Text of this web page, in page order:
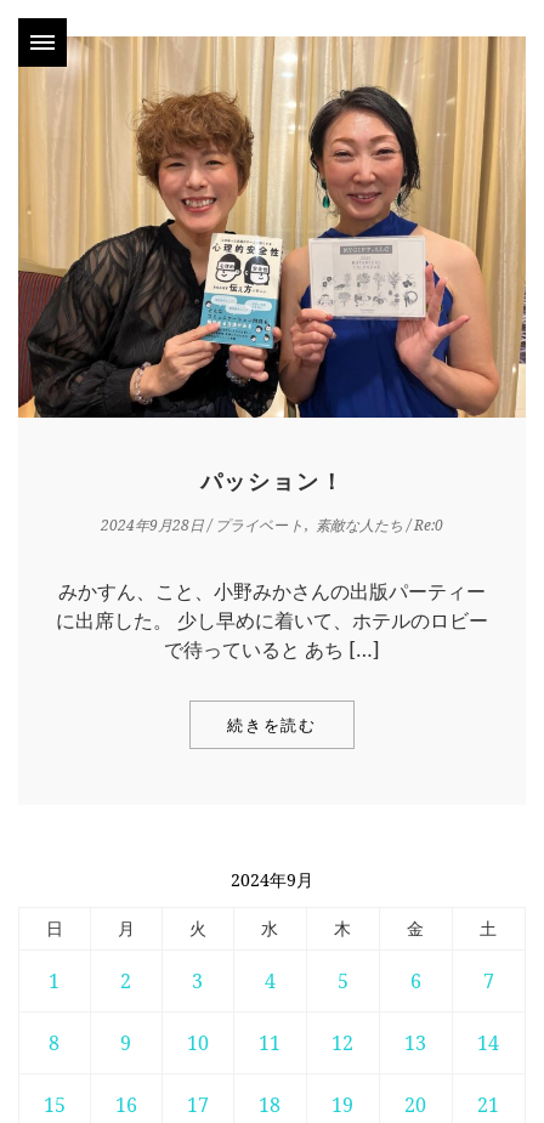
パッション！
2024年9月28日/ プライベート 素敵な人たち/ Re:0
みかすん、こと、小野みかさんの出版パーティー
に出席した。 少し早めに着いて、ホテルのロビー
で待っていると あち […]
続きを読む
2024年9月
日 月 火 水 木 金 土
1 2 3 4 5 6 7
8 9 10 11 12 13 14
15 16 17 18 19 20 21